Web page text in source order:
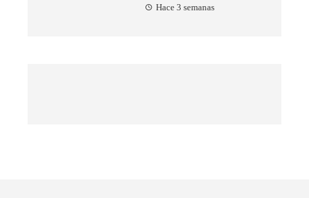
Hace 3 semanas